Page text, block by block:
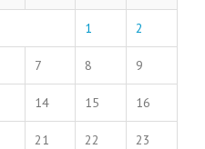
1 2
7 8 9
14 15 16
21 22 23